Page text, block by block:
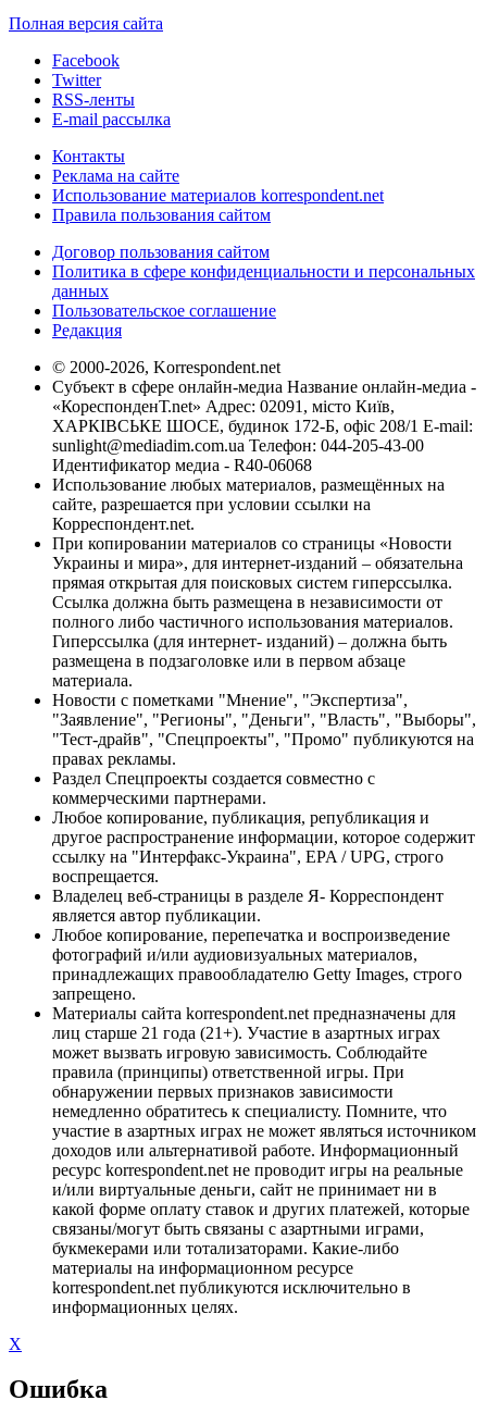
Полная версия сайта
Facebook
Twitter
RSS-ленты
E-mail рассылка
Контакты
Реклама на сайте
Использование материалов korrespondent.net
Правила пользования сайтом
Договор пользования сайтом
Политика в сфере конфиденциальности и персональных
данных
Пользовательское соглашение
Редакция
© 2000-2026, Korrespondent.net
Субъект в сфере онлайн-медиа Название онлайн-медиа -
«КореспонденТ.net» Адрес: 02091, місто Київ,
ХАРКІВСЬКЕ ШОСЕ, будинок 172-Б, офіс 208/1 E-mail:
sunlight@mediadim.com.ua Телефон: 044-205-43-00
Идентификатор медиа - R40-06068
Использование любых материалов, размещённых на
сайте, разрешается при условии ссылки на
Корреспондент.net.
При копировании материалов со страницы «Новости
Украины и мира», для интернет-изданий – обязательна
прямая открытая для поисковых систем гиперссылка.
Ссылка должна быть размещена в независимости от
полного либо частичного использования материалов.
Гиперссылка (для интернет- изданий) – должна быть
размещена в подзаголовке или в первом абзаце
материала.
Новости с пометками "Мнение", "Экспертиза",
"Заявление", "Регионы", "Деньги", "Власть", "Выборы",
"Тест-драйв", "Спецпроекты", "Промо" публикуются на
правах рекламы.
Раздел Спецпроекты создается совместно с
коммерческими партнерами.
Любое копирование, публикация, републикация и
другое распространение информации, которое содержит
ссылку на "Интерфакс-Украина", EPA / UPG, строго
воспрещается.
Владелец веб-страницы в разделе Я- Корреспондент
является автор публикации.
Любое копирование, перепечатка и воспроизведение
фотографий и/или аудиовизуальных материалов,
принадлежащих правообладателю Getty Images, строго
запрещено.
Материалы сайта korrespondent.net предназначены для
лиц старше 21 года (21+). Участие в азартных играх
может вызвать игровую зависимость. Соблюдайте
правила (принципы) ответственной игры. При
обнаружении первых признаков зависимости
немедленно обратитесь к специалисту. Помните, что
участие в азартных играх не может являться источником
доходов или альтернативой работе. Информационный
ресурс korrespondent.net не проводит игры на реальные
и/или виртуальные деньги, сайт не принимает ни в
какой форме оплату ставок и других платежей, которые
связаны/могут быть связаны с азартными играми,
букмекерами или тотализаторами. Какие-либо
материалы на информационном ресурсе
korrespondent.net публикуются исключительно в
информационных целях.
X
Ошибка